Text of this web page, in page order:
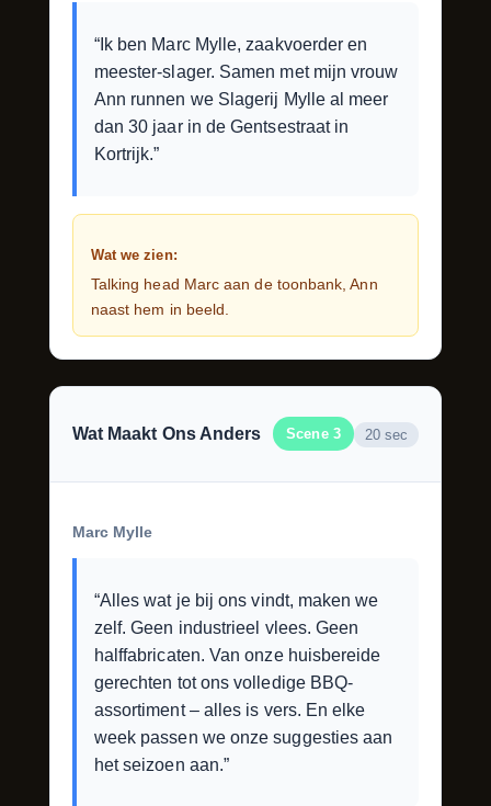
“Ik ben Marc Mylle, zaakvoerder en
meester-slager. Samen met mijn vrouw
Ann runnen we Slagerij Mylle al meer
dan 30 jaar in de Gentsestraat in
Kortrijk.”
Wat we zien:
Talking head Marc aan de toonbank, Ann
naast hem in beeld.
Scene 3
Wat Maakt Ons Anders 20 sec
Marc Mylle
“Alles wat je bij ons vindt, maken we
zelf. Geen industrieel vlees. Geen
halffabricaten. Van onze huisbereide
gerechten tot ons volledige BBQ-
assortiment – alles is vers. En elke
week passen we onze suggesties aan
het seizoen aan.”